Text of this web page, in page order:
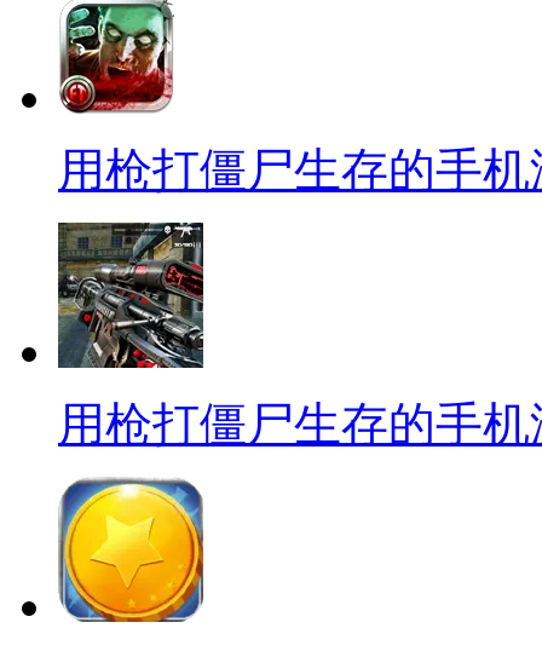
用枪打僵尸生存的手
用枪打僵尸生存的手